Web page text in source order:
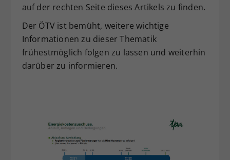
auf der rechten Seite dieses Artikels zu finden.
Der ÖTV ist bemüht, weitere wichtige
Informationen zu dieser Thematik
frühestmöglich folgen zu lassen und weiterhin
darüber zu informieren.